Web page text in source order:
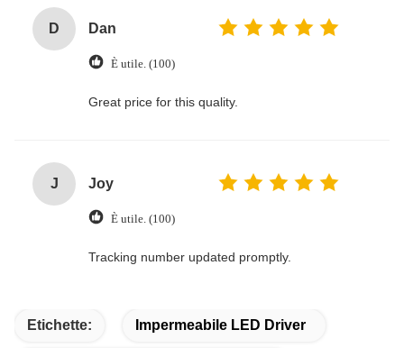
D Dan
È utile. (100)
Great price for this quality.
J Joy
È utile. (100)
Tracking number updated promptly.
Etichette: Impermeabile LED Driver